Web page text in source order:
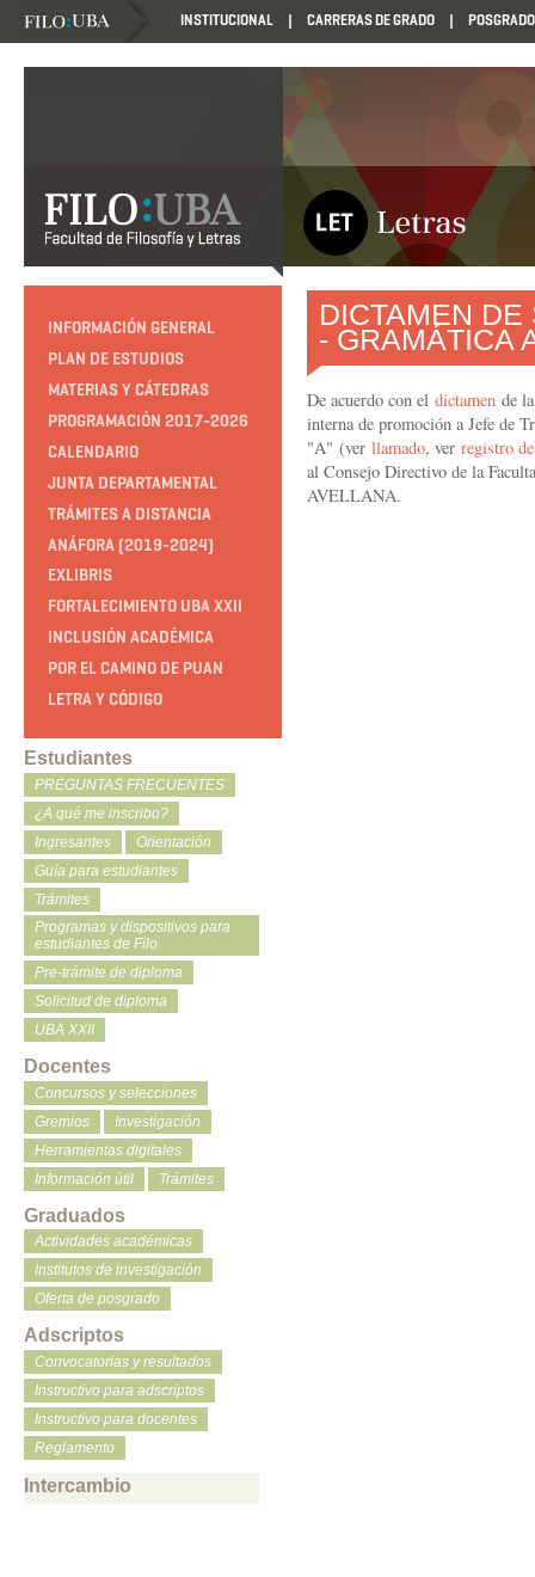
INSTITUCIONAL CARRERAS DE GRADO POSGRADO
INFORMACIÓN GENERAL
PLAN DE ESTUDIOS
MATERIAS Y CÁTEDRAS
PROGRAMACIÓN 2017-2026
CALENDARIO
JUNTA DEPARTAMENTAL
TRÁMITES A DISTANCIA
ANÁFORA (2019-2024)
EXLIBRIS
FORTALECIMIENTO UBA XXII
INCLUSIÓN ACADÉMICA
POR EL CAMINO DE PUAN
LETRA Y CÓDIGO
Estudiantes
PREGUNTAS FRECUENTES
¿A qué me inscribo?
Ingresantes
Orientación
Guía para estudiantes
Trámites
Programas y dispositivos para
estudiantes de Filo
Pre-trámite de diploma
Solicitud de diploma
UBA XXII
Docentes
Concursos y selecciones
Gremios
Investigación
Herramientas digitales
Información útil
Trámites
Graduados
Actividades académicas
Institutos de investigación
Oferta de posgrado
Adscriptos
Convocatorias y resultados
Instructivo para adscriptos
Instructivo para docentes
Reglamento
Intercambio
DICTAMEN
- GRAMÁTICA
De acuerdo con el dictamen de
interna de promoción a Jefe de
"A" (ver llamado, ver registro
al Consejo Directivo de la
AVELLANA.